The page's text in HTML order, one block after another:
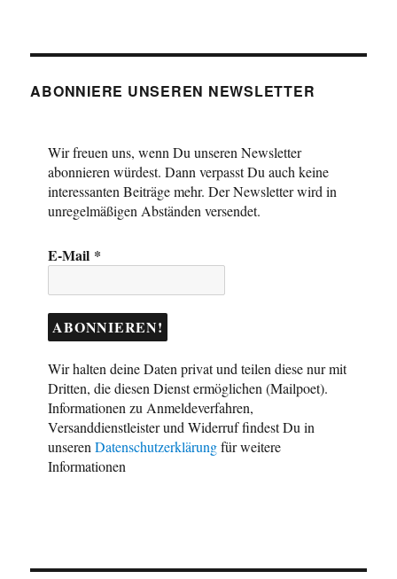
ABONNIERE UNSEREN NEWSLETTER
Wir freuen uns, wenn Du unseren Newsletter
abonnieren würdest. Dann verpasst Du auch keine
interessanten Beiträge mehr. Der Newsletter wird in
unregelmäßigen Abständen versendet.
E-Mail *
Wir halten deine Daten privat und teilen diese nur mit
Dritten, die diesen Dienst ermöglichen (Mailpoet).
Informationen zu Anmeldeverfahren,
Versanddienstleister und Widerruf findest Du in
unserenDatenschutzerklärungfür weitere
Informationen